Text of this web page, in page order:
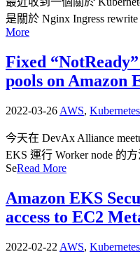
是關於 Nginx Ingress
More
Fixed
pools on Amazon
2022-03-26 AWS, Kubernetes
今天在 DevAx Alliance
EKS 運行 Worker node 的
SeRead More
Amazon EKS
access to EC2
2022-02-22 AWS, Kubernetes